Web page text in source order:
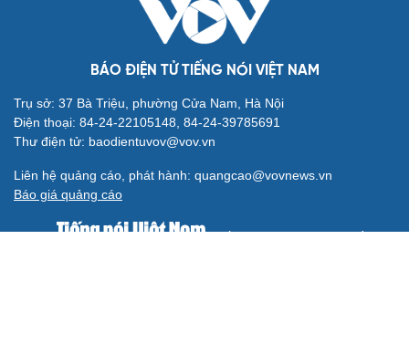
BÁO ĐIỆN TỬ TIẾNG NÓI VIỆT NAM
Trụ sở: 37 Bà Triệu, phường Cửa Nam, Hà Nội
Điện thoại: 84-24-22105148, 84-24-39785691
Thư điện tử: baodientuvov@vov.vn
Liên hệ quảng cáo, phát hành: quangcao@vovnews.vn
Báo giá quảng cáo
Báo in xuất bản thứ Năm hàng tuần